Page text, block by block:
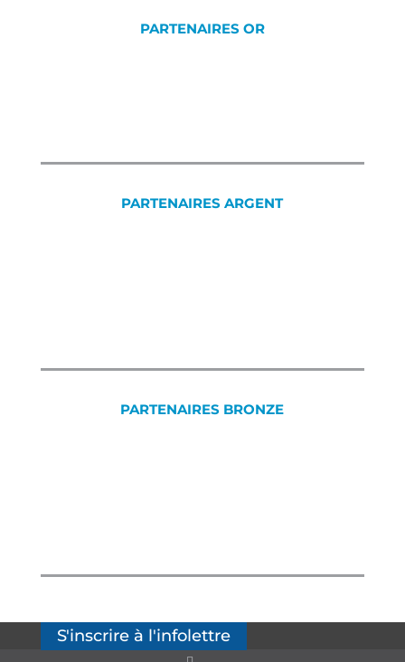
PARTENAIRES OR
PARTENAIRES ARGENT
PARTENAIRES BRONZE
S'inscrire à l'infolettre